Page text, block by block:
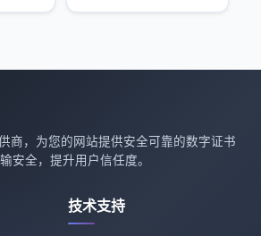
商，为您的网站提供安全可靠的数字证书
安全，提升用户信任度。
技术支持